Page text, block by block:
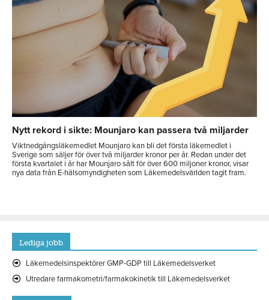
Nytt rekord i sikte: Mounjaro kan passera två miljarder
Viktnedgångsläkemedlet Mounjaro kan bli det första läkemedlet i
Sverige som säljer för över två miljarder kronor per år. Redan under det
första kvartalet i år har Mounjaro sålt för över 600 miljoner kronor, visar
nya data från E-hälsomyndigheten som Läkemedelsvärlden tagit fram.
Lediga jobb
Läkemedelsinspektörer GMP-GDP till Läkemedelsverket
Utredare farmakometri/farmakokinetik till Läkemedelsverket